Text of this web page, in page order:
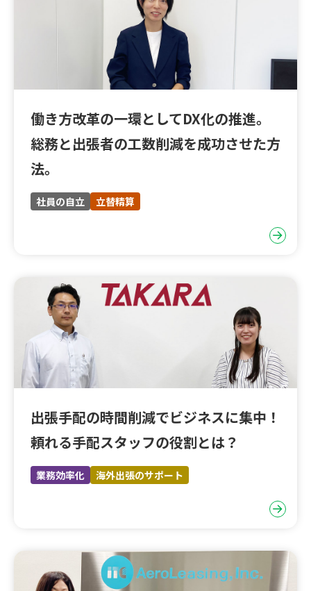
働き方改革の一環としてDX化の推進。
総務と出張者の工数削減を成功させた方
法。
社員の自立 立替精算
出張手配の時間削減でビジネスに集中！
頼れる手配スタッフの役割とは？
業務効率化 海外出張のサポート